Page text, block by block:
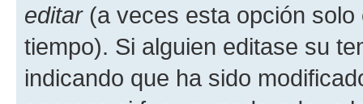
editar(a veces esta opción solo
tiempo). Si alguien editase su
indicando que ha sido